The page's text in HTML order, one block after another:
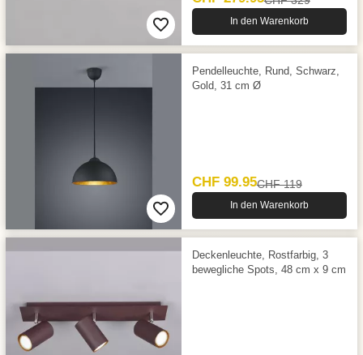
In den Warenkorb
Pendelleuchte, Rund, Schwarz,
Gold, 31 cm Ø
CHF 99.95CHF 119
In den Warenkorb
Deckenleuchte, Rostfarbig, 3
bewegliche Spots, 48 cm x 9 cm